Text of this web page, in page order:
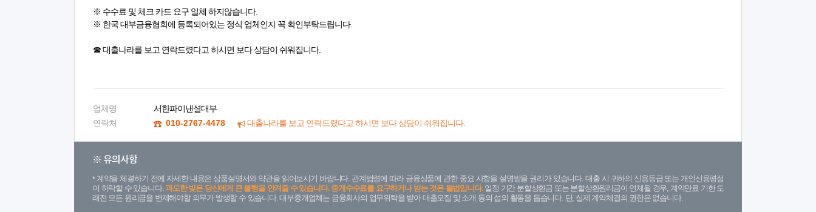
※ 수수료 및 체크 카드 요구 일체 하지않습니다.
※ 한국 대부금융협회에 등록되어있는 정식 업체인지 꼭 확인부탁드립니다.
☎ 대출나라를 보고 연락드렸다고 하시면 보다 상담이 쉬워집니다.
업체명
서한파이낸셜대부
연락처
010-2767-4478 대출나라를 보고 연락드렸다고 하시면 보다 상담이 쉬워집니다.
※ 유의사항
계약을 체결하기 전에 자세한 내용은 상품설명서와 약관을 읽어보시기 바랍니다. 관계법령에 따라 금융상품에 관한 중요 사항을 설명받을 권리가 있습니다. 대출 시 귀하의 신용등급 또는 개인신용평점
이 하락할 수 있습니다.과도한 빚은 당신에게 큰 불행을 안겨줄 수 있습니다. 중개수수료를 요구하거나 받는 것은 불법입니다.일정 기간 분할상환금 또는 분할상환원리금이 연체될 경우, 계약만료 기한 도
래전 모든 원리금을 변제해야할 의무가 발생할 수 있습니다. 대부중개업체는 금융회사의 업무위탁을 받아 대출모집 및 소개 등의 섭외 활동을 돕습니다. 단, 실제 계약체결의 권한은 없습니다.